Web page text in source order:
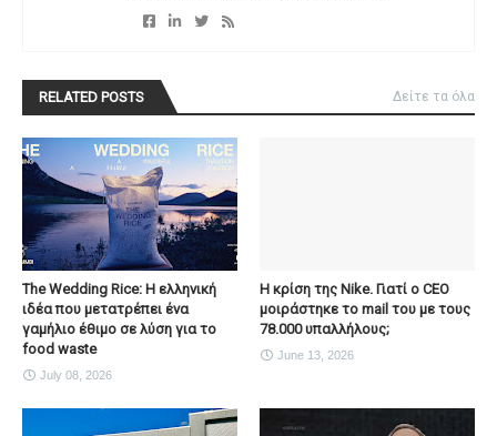
RELATED POSTS Δείτε τα όλα
The Wedding Rice: Η ελληνική
ιδέα που μετατρέπει ένα
γαμήλιο έθιμο σε λύση για το
food waste
July 08, 2026
Η κρίση της Nike. Γιατί ο CEO
μοιράστηκε το mail του με τους
78.000 υπαλλήλους;
June 13, 2026